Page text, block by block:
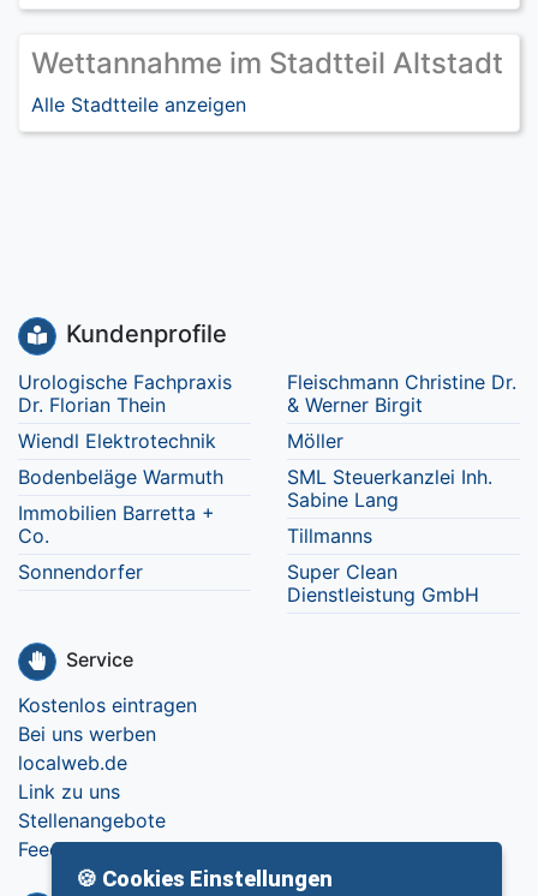
Wettannahme im Stadtteil Altstadt
Alle Stadtteile anzeigen
Kundenprofile
Urologische Fachpraxis
Dr. Florian Thein
Wiendl Elektrotechnik
Bodenbeläge Warmuth
Immobilien Barretta +
Co.
Sonnendorfer
Fleischmann Christine Dr.
& Werner Birgit
Möller
SML Steuerkanzlei Inh.
Sabine Lang
Tillmanns
Super Clean
Dienstleistung GmbH
Service
Kostenlos eintragen
Bei uns werben
localweb.de
Link zu uns
Stellenangebote
Feedback
🍪 Cookies Einstellungen